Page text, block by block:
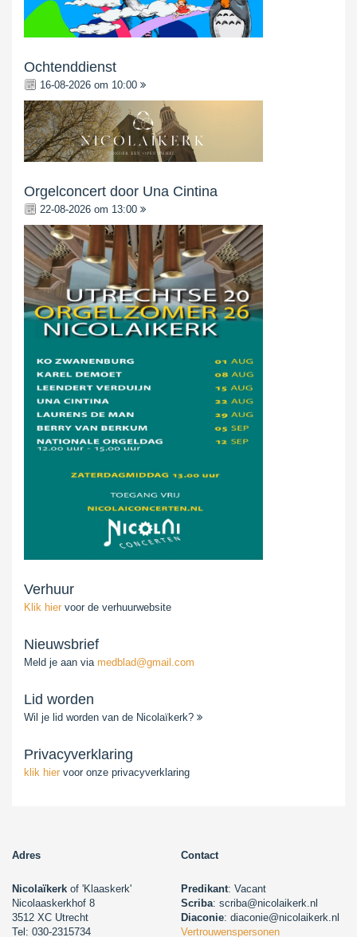
Ochtenddienst
16-08-2026 om 10:00
Orgelconcert door Una Cintina
22-08-2026 om 13:00
Verhuur
Klik hier voor de verhuurwebsite
Nieuwsbrief
Meld je aan via medblad@gmail.com
Lid worden
Wil je lid worden van de Nicolaïkerk?
Privacyverklaring
klik hier voor onze privacyverklaring
Adres Contact
Nicolaïkerk of 'Klaaskerk'
Nicolaaskerkhof 8
3512 XC Utrecht
Tel: 030-2315734
Predikant: Vacant
Scriba: scriba@nicolaikerk.nl
Diaconie: diaconie@nicolaikerk.nl
Vertrouwenspersonen